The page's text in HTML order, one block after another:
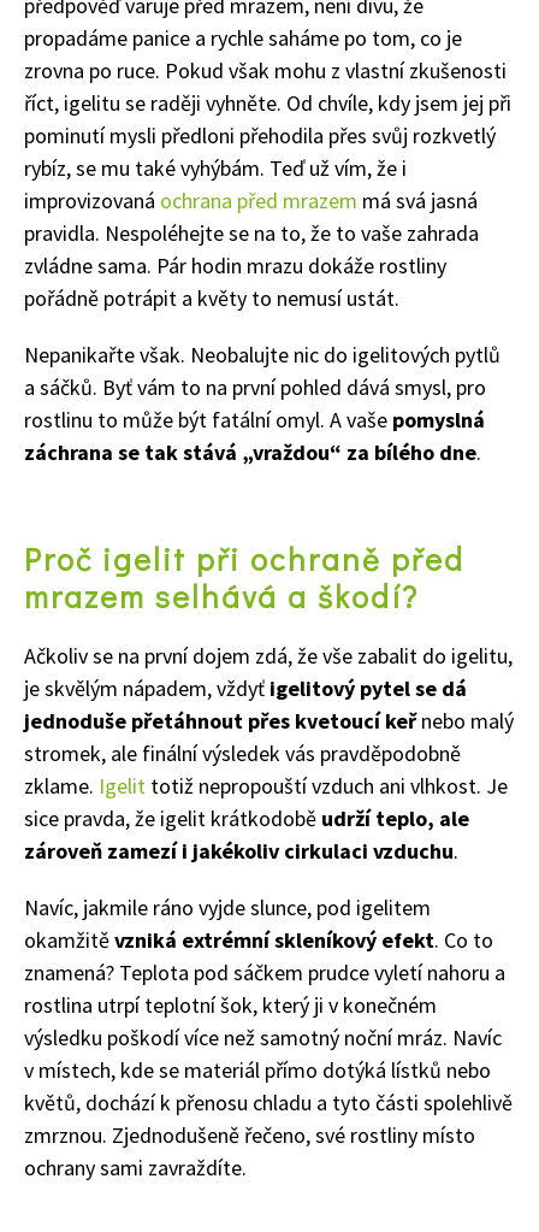
propadáme panice a rychle saháme po tom, co je
zrovna po ruce. Pokud však mohu z vlastní zkušenosti
říct, igelitu se raději vyhněte. Od chvíle, kdy jsem jej při
pominutí mysli předloni přehodila přes svůj rozkvetlý
rybíz, se mu také vyhýbám. Teď už vím, že i
improvizovaná ochrana před mrazem má svá jasná
pravidla. Nespoléhejte se na to, že to vaše zahrada
zvládne sama. Pár hodin mrazu dokáže rostliny
pořádně potrápit a květy to nemusí ustát.
Nepanikařte však. Neobalujte nic do igelitových pytlů
a sáčků. Byť vám to na první pohled dává smysl, pro
rostlinu to může být fatální omyl. A vaše pomyslná
záchrana se tak stává „vraždou“ za bílého dne.
Proč igelit při ochraně před
mrazem selhává a škodí?
Ačkoliv se na první dojem zdá, že vše zabalit do igelitu,
je skvělým nápadem, vždyť igelitový pytel se dá
jednoduše přetáhnout přes kvetoucí keřnebo malý
stromek, ale finální výsledek vás pravděpodobně
zklame. Igelit totiž nepropouští vzduch ani vlhkost. Je
sice pravda, že igelit krátkodobě udrží teplo, ale
zároveň zamezí i jakékoliv cirkulaci vzduchu.
Navíc, jakmile ráno vyjde slunce, pod igelitem
okamžitěvzniká extrémní skleníkový efekt. Co to
znamená? Teplota pod sáčkem prudce vyletí nahoru a
rostlina utrpí teplotní šok, který ji v konečném
výsledku poškodí více než samotný noční mráz. Navíc
v místech, kde se materiál přímo dotýká lístků nebo
květů, dochází k přenosu chladu a tyto části spolehlivě
zmrznou. Zjednodušeně řečeno, své rostliny místo
ochrany sami zavraždíte.